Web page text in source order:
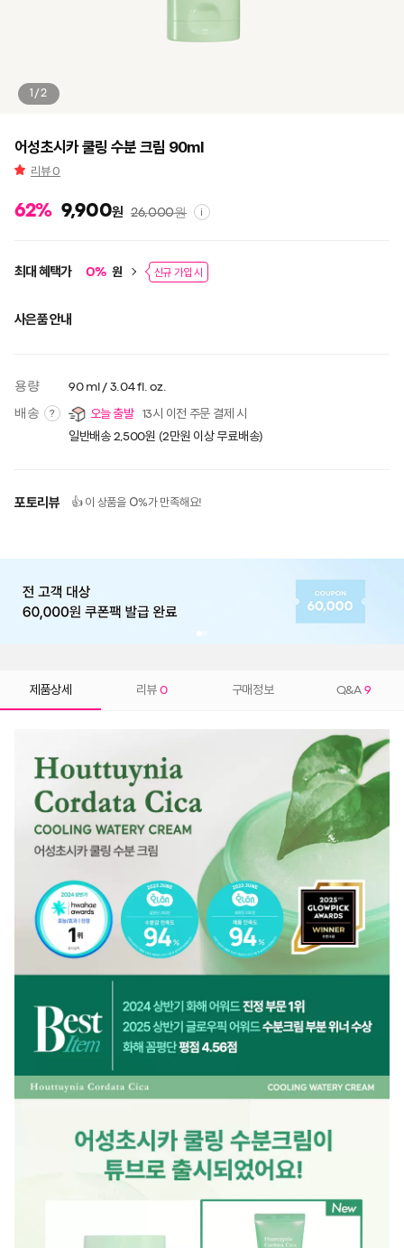
1/2
어성초시카 쿨링 수분 크림 90ml
리뷰0
62% 9,900원 26,000원 i
최대 혜택가 0% 원 신규 가입 시
사은품 안내
용량 90 ml / 3.04 fl. oz.
배송 ? 오늘 출발 13시 이전 주문 결제 시
일반배송 2,500원 (2만원 이상 무료배송)
포토리뷰 👍 이 상품을 0%가 만족해요!
제품상세 리뷰 0 구매정보 Q&A 9